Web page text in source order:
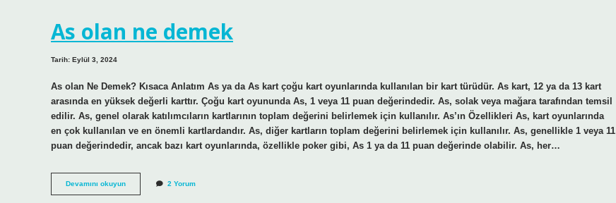
As olan ne demek
Tarih: Eylül 3, 2024
As olan Ne Demek? Kısaca Anlatım As ya da As kart çoğu kart oyunlarında kullanılan bir kart türüdür. As kart, 12 ya da 13 kart
arasında en yüksek değerli karttır. Çoğu kart oyununda As, 1 veya 11 puan değerindedir. As, solak veya mağara tarafından temsil
edilir. As, genel olarak katılımcıların kartlarının toplam değerini belirlemek için kullanılır. As’ın Özellikleri As, kart oyunlarında
en çok kullanılan ve en önemli kartlardandır. As, diğer kartların toplam değerini belirlemek için kullanılır. As, genellikle 1 veya 11
puan değerindedir, ancak bazı kart oyunlarında, özellikle poker gibi, As 1 ya da 11 puan değerinde olabilir. As, her…
Devamını okuyunAs
olan
2 Yorum